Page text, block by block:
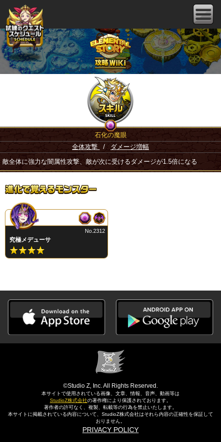
石化の魔眼
全体攻撃
/ ダメージ増幅
敵全体に強力な闇属性攻撃、敵が次に受けるダメージが1.5倍になる
究極メデューサ
No.2312
©Studio Z, Inc. All Rights Reserved.
本サイトで使用されている画像、文章、情報、音声、動画等は
StudioZ株式会社の著作権により保護されております。
著作者の許可なく、複製、転載等の行為を禁止いたします。
本サイトに掲載されている内容について、StudioZ株式会社はそれら内容の正確性を保証して
おりません。
PRIVACY POLICY